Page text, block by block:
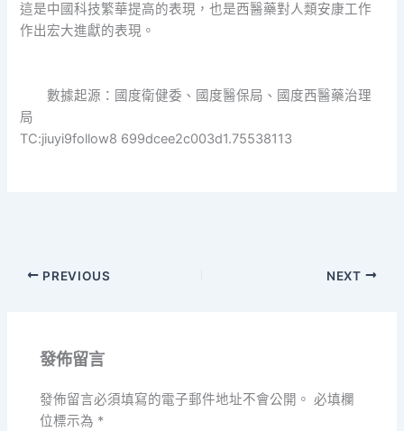
這是中國科技繁華提高的表現，也是西醫藥對人類安康工作
作出宏大進獻的表現。
數據起源：國度衛健委、國度醫保局、國度西醫藥治理
局
TC:jiuyi9follow8 699dcee2c003d1.75538113
PREVIOUS NEXT
發佈留言
發佈留言必須填寫的電子郵件地址不會公開。 必填欄
位標示為 *